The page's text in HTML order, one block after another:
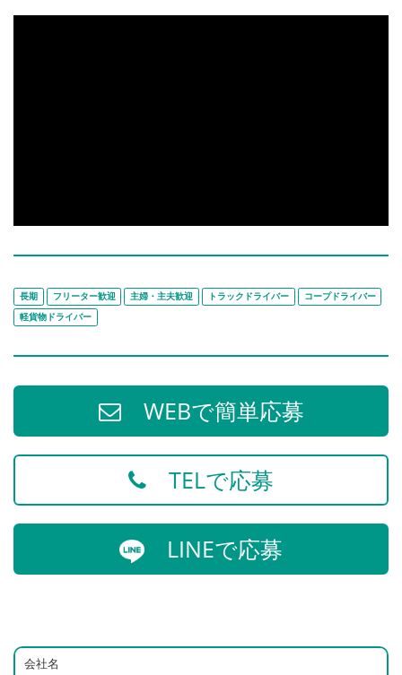
長期 フリーター歓迎 主婦・主夫歓迎 トラックドライバー
コープドライバー
軽貨物ドライバー
WEBで簡単応募
TELで応募
LINEで応募
会社名